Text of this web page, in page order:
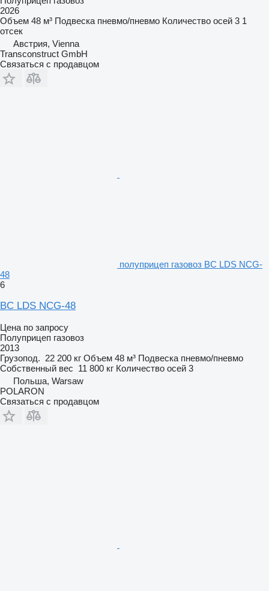
2026
Объем 48 м³ Подвеска пневмо/пневмо Количество осей 3 1
отсек
Австрия, Vienna
Transconstruct GmbH
Связаться с продавцом
полуприцеп газовоз BC LDS NCG-
48
6
BC LDS NCG-48
Цена по запросу
Полуприцеп газовоз
2013
Грузопод. 22 200 кг Объем 48 м³ Подвеска пневмо/пневмо
Собственный вес 11 800 кг Количество осей 3
Польша, Warsaw
POLARON
Связаться с продавцом